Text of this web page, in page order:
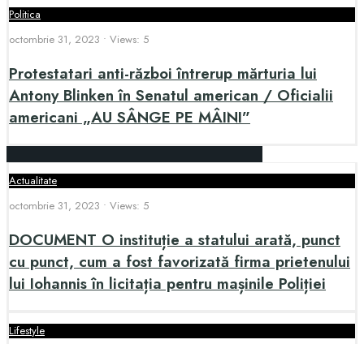
Politica
octombrie 31, 2023 • Views: 5
Protestatari anti-război întrerup mărturia lui
Antony Blinken în Senatul american / Oficialii
americani „AU SÂNGE PE MÂINI”
Actualitate
octombrie 31, 2023 • Views: 5
​DOCUMENT O instituție a statului arată, punct
cu punct, cum a fost favorizată firma prietenului
lui Iohannis în licitația pentru mașinile Poliției
Lifestyle